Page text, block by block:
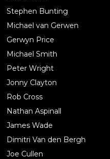
Stephen Bunting
Michael van Gerwen
Gerwyn Price
Michael Smith
Peter Wright
Jonny Clayton
Rob Cross
Nathan Aspinall
James Wade
Dimitri Van den Bergh
Joe Cullen